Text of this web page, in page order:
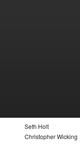
Seth Holt
Christopher Wicking